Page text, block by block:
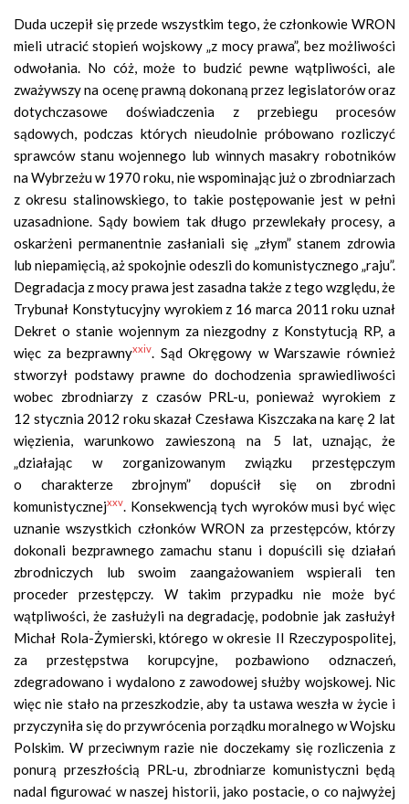
Duda uczepił się przede wszystkim tego, że członkowie WRON
mieli utracić stopień wojskowy „z mocy prawa”, bez możliwości
odwołania. No cóż, może to budzić pewne wątpliwości, ale
zważywszy na ocenę prawną dokonaną przez legislatorów oraz
dotychczasowe doświadczenia z przebiegu procesów
sądowych, podczas których nieudolnie próbowano rozliczyć
sprawców stanu wojennego lub winnych masakry robotników
na Wybrzeżu w 1970 roku, nie wspominając już o zbrodniarzach
z okresu stalinowskiego, to takie postępowanie jest w pełni
uzasadnione. Sądy bowiem tak długo przewlekały procesy, a
oskarżeni permanentnie zasłaniali się „złym” stanem zdrowia
lub niepamięcią, aż spokojnie odeszli do komunistycznego „raju”.
Degradacja z mocy prawa jest zasadna także z tego względu, że
Trybunał Konstytucyjny wyrokiem z 16 marca 2011 roku uznał
Dekret o stanie wojennym za niezgodny z Konstytucją RP, a
więc za bezprawnyxxiv. Sąd Okręgowy w Warszawie również
stworzył podstawy prawne do dochodzenia sprawiedliwości
wobec zbrodniarzy z czasów PRL-u, ponieważ wyrokiem z
12 stycznia 2012 roku skazał Czesława Kiszczaka na karę 2 lat
więzienia, warunkowo zawieszoną na 5 lat, uznając, że
„działając w zorganizowanym związku przestępczym
o charakterze zbrojnym” dopuścił się on zbrodni
komunistycznejxxv. Konsekwencją tych wyroków musi być więc
uznanie wszystkich członków WRON za przestępców, którzy
dokonali bezprawnego zamachu stanu i dopuścili się działań
zbrodniczych lub swoim zaangażowaniem wspierali ten
proceder przestępczy. W takim przypadku nie może być
wątpliwości, że zasłużyli na degradację, podobnie jak zasłużył
Michał Rola-Żymierski, którego w okresie II Rzeczypospolitej,
za przestępstwa korupcyjne, pozbawiono odznaczeń,
zdegradowano i wydalono z zawodowej służby wojskowej. Nic
więc nie stało na przeszkodzie, aby ta ustawa weszła w życie i
przyczyniła się do przywrócenia porządku moralnego w Wojsku
Polskim. W przeciwnym razie nie doczekamy się rozliczenia z
ponurą przeszłością PRL-u, zbrodniarze komunistyczni będą
nadal figurować w naszej historii, jako postacie, o co najwyżej